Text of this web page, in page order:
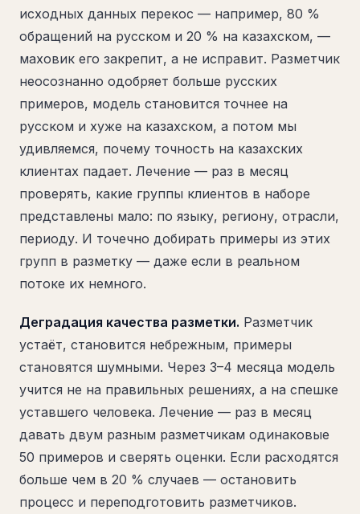
исходных данных перекос — например, 80 %
обращений на русском и 20 % на казахском, —
маховик его закрепит, а не исправит. Разметчик
неосознанно одобряет больше русских
примеров, модель становится точнее на
русском и хуже на казахском, а потом мы
удивляемся, почему точность на казахских
клиентах падает. Лечение — раз в месяц
проверять, какие группы клиентов в наборе
представлены мало: по языку, региону, отрасли,
периоду. И точечно добирать примеры из этих
групп в разметку — даже если в реальном
потоке их немного.
Деградация качества разметки. Разметчик
устаёт, становится небрежным, примеры
становятся шумными. Через 3–4 месяца модель
учится не на правильных решениях, а на спешке
уставшего человека. Лечение — раз в месяц
давать двум разным разметчикам одинаковые
50 примеров и сверять оценки. Если расходятся
больше чем в 20 % случаев — остановить
процесс и переподготовить разметчиков.